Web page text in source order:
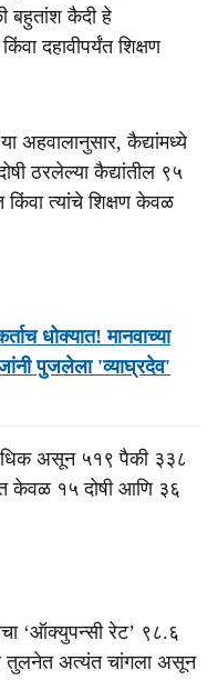
बहुतांश कैदी हे
दहावीपर्यंत शिक्षण
अहवालानुसार, कैद्यांमध्ये
ठरलेल्या कैद्यांतील ९५
त्यांचे शिक्षण केवळ
धोक्यात! मानवाच्या
पुजलेला 'व्याघ्रदेव'
असून ५१९ पैकी ३३८
केवळ १५ दोषी आणि ३६
‘ऑक्युपन्सी रेट’ ९८.६
तुलनेत अत्यंत चांगला असून